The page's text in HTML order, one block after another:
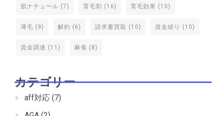
肌ナチュール (7) 育毛剤 (16) 育毛効果 (10)
薄毛 (9) 解約 (6) 請求書買取 (10) 資金繰り (10)
資金調達 (11) 麻雀 (8)
カテゴリー
aff対応 (7)